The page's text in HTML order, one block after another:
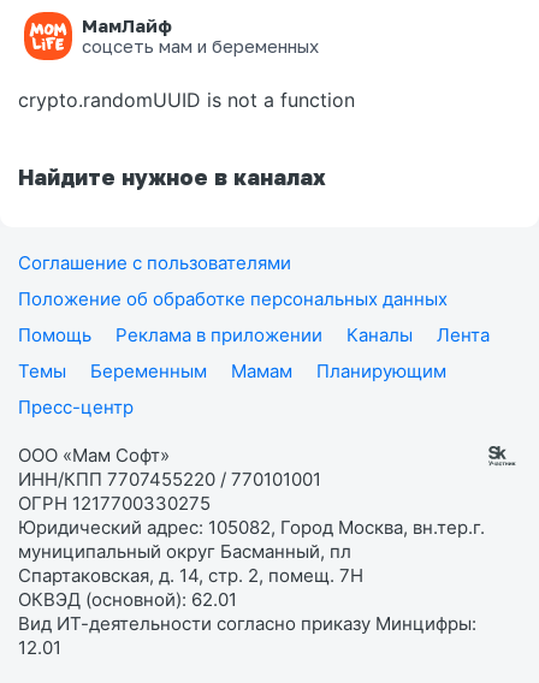
МамЛайф
соцсеть мам и беременных
Ошибка на странице
crypto.randomUUID is not a function
Найдите нужное в каналах
Соглашение с пользователями
Положение об обработке персональных данных
Помощь
Реклама в приложении Каналы
Лента
Темы
Беременным Мамам
Планирующим
Пресс-центр
ООО «Мам Софт»
ИНН/КПП 7707455220 / 770101001
ОГРН 1217700330275
Юридический адрес: 105082, Город Москва, вн.тер.г.
муниципальный округ Басманный, пл
Спартаковская, д. 14, стр. 2, помещ. 7Н
ОКВЭД (основной): 62.01
Вид ИТ-деятельности согласно приказу Минцифры:
12.01